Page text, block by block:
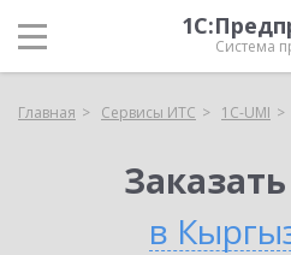
Система
Главная Сервисы ИТС 1C-UMI
в